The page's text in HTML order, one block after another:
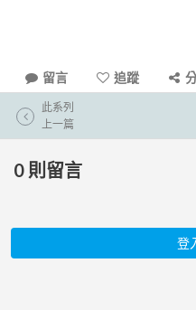
留言 追蹤
此系列
上一篇
0 則留言
登